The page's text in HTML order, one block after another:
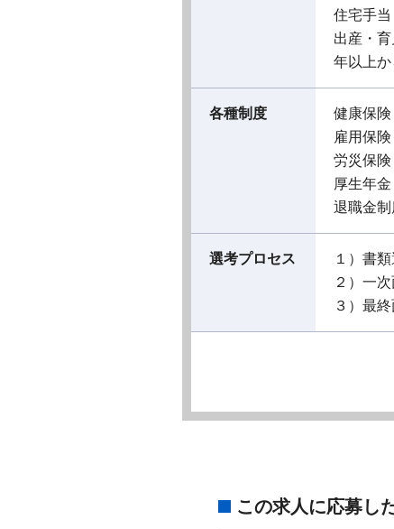
住宅手
出産・
年以上
各種制度
健康保
雇用保
労災保
厚生年
退職金
選考プロセス
１）書
２）一
３）最
この求人に応募し